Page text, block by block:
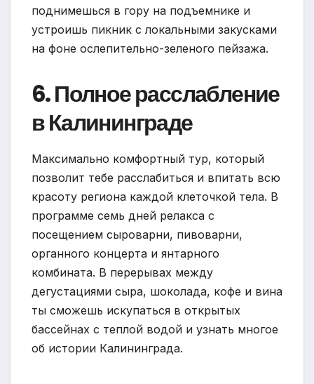
поднимешься в гору на подъемнике и
устроишь пикник с локальными закусками
на фоне ослепительно-зеленого пейзажа.
6. Полное расслабление
в Калининграде
Максимально комфортный тур, который
позволит тебе расслабиться и впитать всю
красоту региона каждой клеточкой тела. В
программе семь дней релакса с
посещением сыроварни, пивоварни,
органного концерта и янтарного
комбината. В перерывах между
дегустациями сыра, шоколада, кофе и вина
ты сможешь искупаться в открытых
бассейнах с теплой водой и узнать многое
об истории Калининграда.